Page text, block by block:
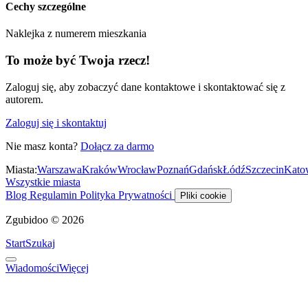
Cechy szczególne
Naklejka z numerem mieszkania
To może być Twoja rzecz!
Zaloguj się, aby zobaczyć dane kontaktowe i skontaktować się z
autorem.
Zaloguj się i skontaktuj
Nie masz konta? Dołącz za darmo
Miasta:WarszawaKrakówWrocławPoznańGdańskŁódźSzczecin
Wszystkie miasta
Blog Regulamin Polityka Prywatności Pliki cookie
Zgubidoo © 2026
StartSzukaj
WiadomościWięcej